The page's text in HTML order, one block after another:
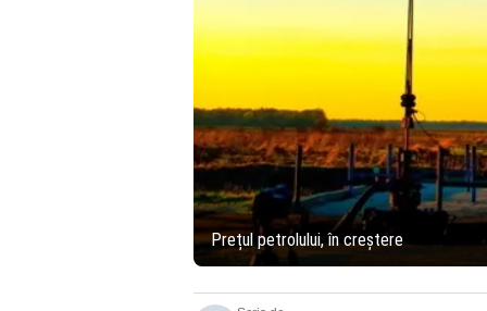
Prețul petrolului, în creștere